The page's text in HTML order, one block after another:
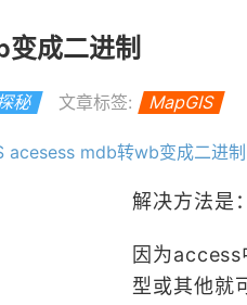
成二进制
秘 文章标签: MapGIS
acesess mdb转wb变成二进制
解决方法是：
因为access
型或其他就